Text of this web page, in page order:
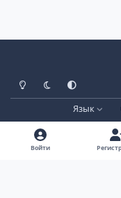
Светлый режим
Тёмный режим
Системные
Язык
Лицензия
Войти